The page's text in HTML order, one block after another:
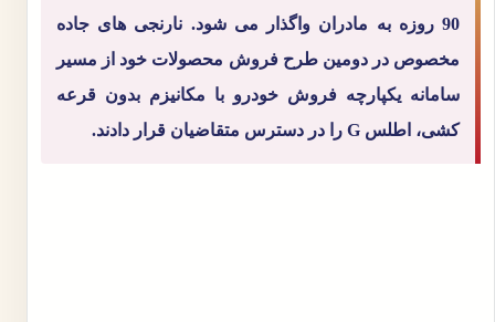
90 روزه به مادران واگذار می شود. نارنجی های جاده
مخصوص در دومین طرح فروش محصولات خود از مسیر
سامانه یکپارچه فروش خودرو با مکانیزم بدون قرعه
کشی، اطلس G را در دسترس متقاضیان قرار دادند.